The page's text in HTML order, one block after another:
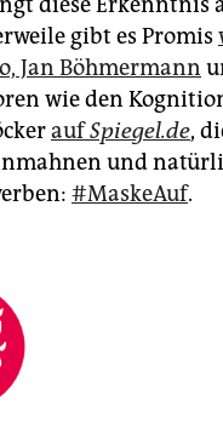
gibt es Promis
Jan Böhmermann
wie den
aufSpiegel.de,
und
#MaskeAuf.